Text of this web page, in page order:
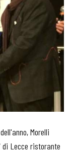
Morelli
di Lecce ristorante